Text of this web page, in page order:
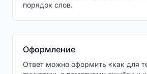
порядок слов.
Оформление
Ответ можно оформить «как для